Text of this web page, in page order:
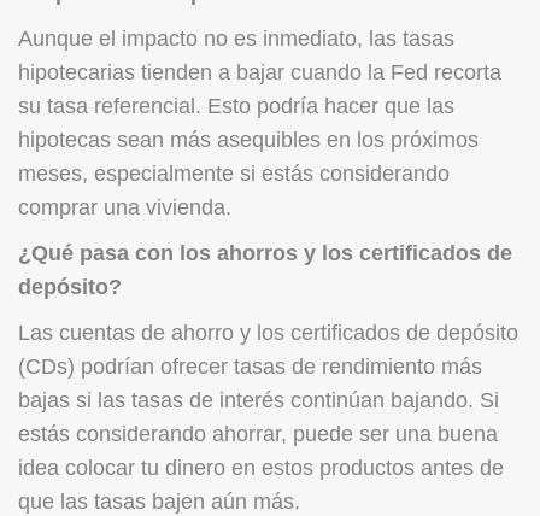
Aunque el impacto no es inmediato, las tasas
hipotecarias tienden a bajar cuando la Fed recorta
su tasa referencial. Esto podría hacer que las
hipotecas sean más asequibles en los próximos
meses, especialmente si estás considerando
comprar una vivienda.
¿Qué pasa con los ahorros y los certificados de
depósito?
Las cuentas de ahorro y los certificados de depósito
(CDs) podrían ofrecer tasas de rendimiento más
bajas si las tasas de interés continúan bajando. Si
estás considerando ahorrar, puede ser una buena
idea colocar tu dinero en estos productos antes de
que las tasas bajen aún más.